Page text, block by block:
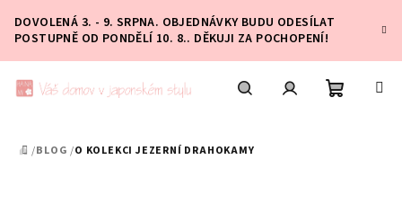
obsah
DOVOLENÁ 3. - 9. SRPNA. OBJEDNÁVKY BUDU ODESÍLAT
POSTUPNĚ OD PONDĚLÍ 10. 8.. DĚKUJI ZA POCHOPENÍ!
DOMŮ
/BLOG /O KOLEKCI JEZERNÍ DRAHOKAMY